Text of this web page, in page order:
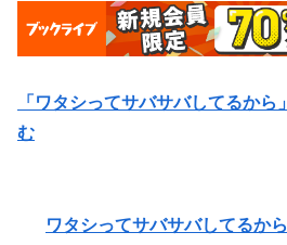
「ワタシってサバサバしてるか
む
ワタシってサバサバしてるか